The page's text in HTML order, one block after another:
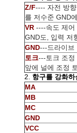
Z/F---- 자전 방
를 저수준 GND
VR ----속도 제어
GND도, 입력 저
GND---드라이브
토크---토크 조정
앞에 널에 조정
2. 항구를 강화하
MA
MB
MC
GND
VCC